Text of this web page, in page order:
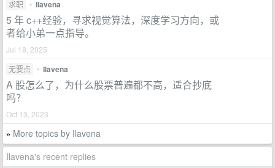
求职 • Ilavena
5 年 c++经验，寻求视觉算法，深度学习方向，或
者给小弟一点指导。
Jul 18, 2025
无要点
• Ilavena
A 股怎么了，为什么股票普遍都不高，适合抄底
吗？
Oct 13, 2023
» More topics by Ilavena
Ilavena's recent replies